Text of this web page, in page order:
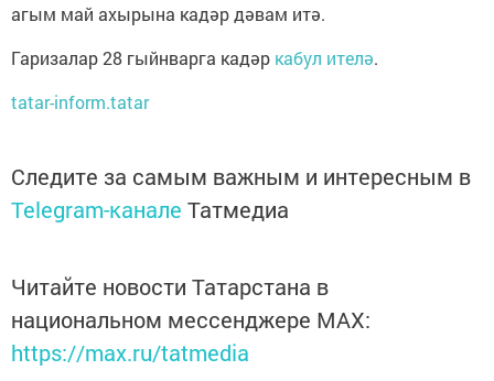
агым май ахырына кадәр дәвам итә.
Гаризалар 28 гыйнварга кадәр кабул ителә.
tatar-inform.tatar
Следите за самым важным и интересным в
Telegram-канале Татмедиа
Читайте новости Татарстана в
национальном мессенджере MАХ:
https://max.ru/tatmedia